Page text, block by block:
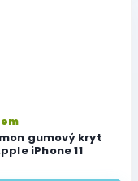
gumový kryt
iPhone 11